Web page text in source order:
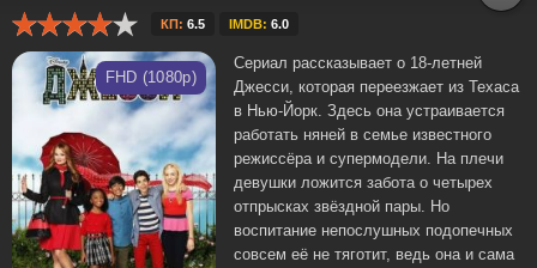
КП: 6.5 IMDB: 6.0
FHD (1080p)
Сериал рассказывает о 18-летней
Джесси, которая переезжает из Техаса
в Нью-Йорк. Здесь она устраивается
работать няней в семье известного
режиссёра и супермодели. На плечи
девушки ложится забота о четырех
отпрысках звёздной пары. Но
воспитание непослушных подопечных
совсем её не тяготит, ведь она и сама